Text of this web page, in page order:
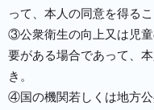
って、本人の同意を得る
③公衆衛生の向上又は児
要がある場合であって、
き。
④国の機関若しくは地方